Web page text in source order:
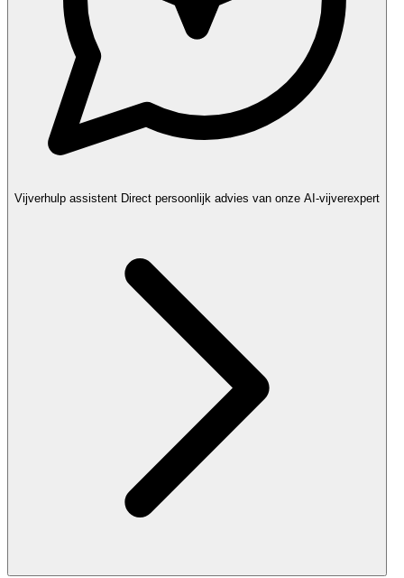
Vijverhulp assistent Direct persoonlijk advies van onze AI-vijverexpert